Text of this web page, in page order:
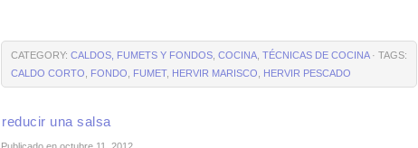
CATEGORY: CALDOS, FUMETS Y FONDOS COCINA TÉCNICAS DE COCINA· TAGS:
CALDO CORTO
FONDO FUMET, HERVIR MARISCO HERVIR PESCADO
reducir una salsa